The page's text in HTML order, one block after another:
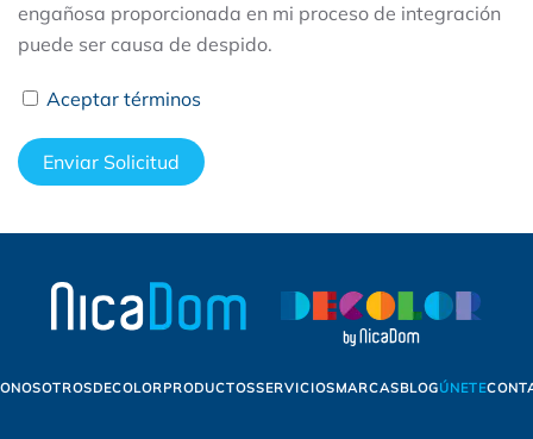
engañosa proporcionada en mi proceso de integración
puede ser causa de despido.
Aceptar términos
Enviar Solicitud
NOSOTROSDECOLORPRODUCTOSSERVICIOSMARCASBLOGÚNETE